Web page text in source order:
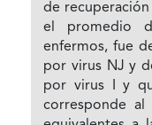
de recuperación
el promedio
enfermos, fue
por virus NJ y
por virus I y
corresponde